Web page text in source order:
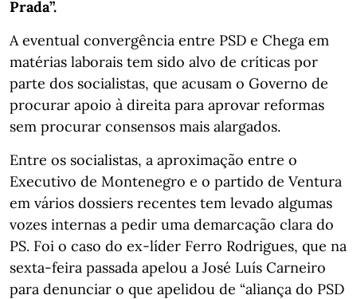
Prada”.
A eventual convergência entre PSD e Chega em
matérias laborais tem sido alvo de críticas por
parte dos socialistas, que acusam o Governo de
procurar apoio à direita para aprovar reformas
sem procurar consensos mais alargados.
Entre os socialistas, a aproximação entre o
Executivo de Montenegro e o partido de Ventura
em vários dossiers recentes tem levado algumas
vozes internas a pedir uma demarcação clara do
PS. Foi o caso do ex-líder Ferro Rodrigues, que na
sexta-feira passada apelou a José Luís Carneiro
para denunciar o que apelidou de “aliança do PSD